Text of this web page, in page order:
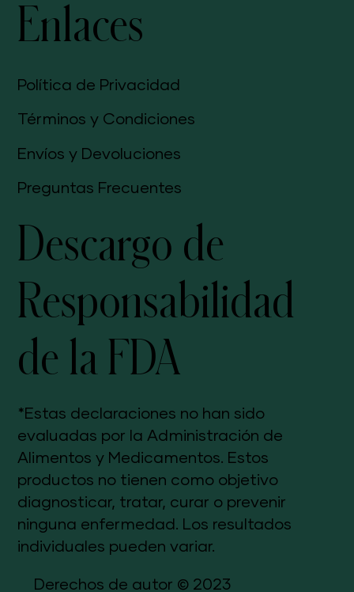
Derechos de autor © 2023
Descargo de
Responsabilidad
de la FDA
*Estas declaraciones no han sido
evaluadas por la Administración de
Alimentos y Medicamentos. Estos
productos no tienen como objetivo
diagnosticar, tratar, curar o prevenir
ninguna enfermedad. Los resultados
individuales pueden variar.
Enlaces
Política de Privacidad
Términos y Condiciones
Envíos y Devoluciones
Preguntas Frecuentes